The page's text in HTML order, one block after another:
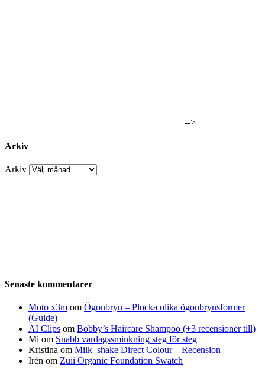
-->
Arkiv
Arkiv
Senaste kommentarer
Moto x3m om Ögonbryn – Plocka olika ögonbrynsformer
(Guide)
AI Clips om Bobby’s Haircare Shampoo (+3 recensioner till)
Mi om Snabb vardagssminkning steg för steg
Kristina om Milk_shake Direct Colour – Recension
Irén om Zuii Organic Foundation Swatch